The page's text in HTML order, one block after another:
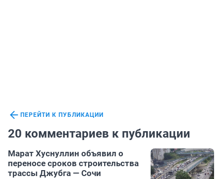
ПЕРЕЙТИ К ПУБЛИКАЦИИ
20 комментариев к публикации
Марат Хуснуллин объявил о
переносе сроков строительства
трассы Джубга — Сочи